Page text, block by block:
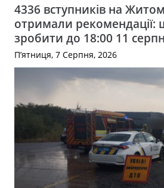
4336 вступників на
отримали рекомендації:
зробити до 18:00 11
П’ятниця, 7 Серпня, 2026